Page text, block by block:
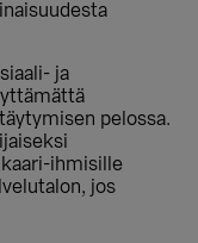
ja
pelossa.
ihmisille
jos